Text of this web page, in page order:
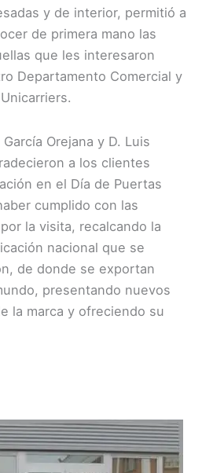
y de interior, permitió a
de primera mano las
que les interesaron
Departamento Comercial y
Orejana y D. Luis
a los clientes
en el Día de Puertas
cumplido con las
la visita, recalcando la
nacional que se
de donde se exportan
presentando nuevos
la marca y ofreciendo su